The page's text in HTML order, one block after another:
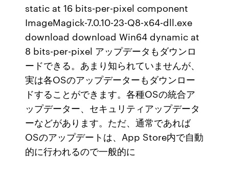
static at 16 bits-per-pixel component
ImageMagick-7.0.10-23-Q8-x64-dll.exe
download download Win64 dynamic at
8 bits-per-pixel アップデータもダウンロ
ードできる。あまり知られていませんが、
実は各OSのアップデーターもダウンロー
ドすることができます。各種OSの統合ア
ップデーター、セキュリティアップデータ
ーなどがあります。ただ、通常であれば
OSのアップデートは、App Store内で自動
的に行われるので一般的に